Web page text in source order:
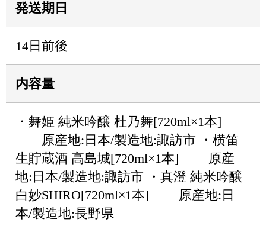
発送期日
14日前後
内容量
・舞姫 純米吟醸 杜乃舞[720ml×1本]
原産地:日本/製造地:諏訪市 ・横笛
生貯蔵酒 高島城[720ml×1本] 原産
地:日本/製造地:諏訪市 ・真澄 純米吟醸
白妙SHIRO[720ml×1本] 原産地:日
本/製造地:長野県